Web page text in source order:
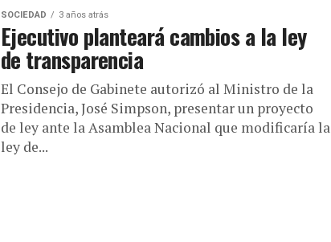
SOCIEDAD 3 años atrás
Ejecutivo planteará cambios a la ley
de transparencia
El Consejo de Gabinete autorizó al Ministro de la
Presidencia, José Simpson, presentar un proyecto
de ley ante la Asamblea Nacional que modificaría la
ley de...